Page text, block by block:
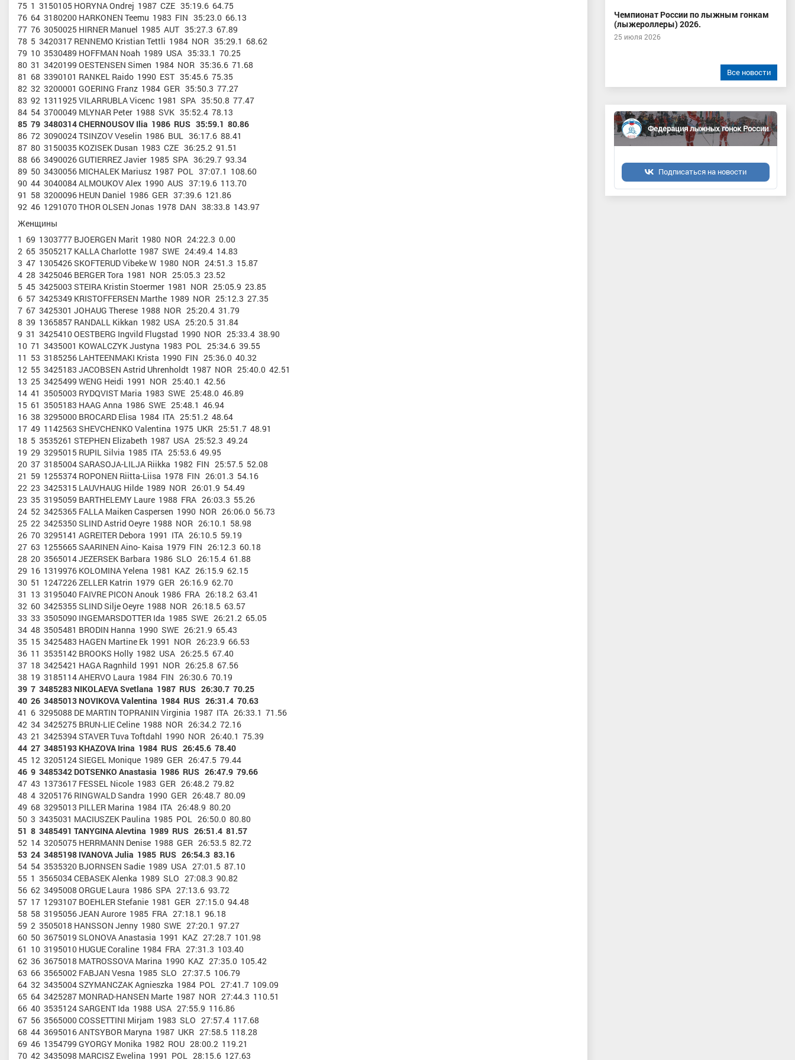
75 1 3150105 HORYNA Ondrej 1987 CZE 35:19.6 64.75
76 64 3180200 HARKONEN Teemu 1983 FIN 35:23.0 66.13
77 76 3050025 HIRNER Manuel 1985 AUT 35:27.3 67.89
78 5 3420317 RENNEMO Kristian Tettli 1984 NOR 35:29.1 68.62
79 10 3530489 HOFFMAN Noah 1989 USA 35:33.1 70.25
80 31 3420199 OESTENSEN Simen 1984 NOR 35:36.6 71.68
81 68 3390101 RANKEL Raido 1990 EST 35:45.6 75.35
82 32 3200001 GOERING Franz 1984 GER 35:50.3 77.27
83 92 1311925 VILARRUBLA Vicenc 1981 SPA 35:50.8 77.47
84 54 3700049 MLYNAR Peter 1988 SVK 35:52.4 78.13
85 79 3480314 CHERNOUSOV Ilia 1986 RUS 35:59.1 80.86
86 72 3090024 TSINZOV Veselin 1986 BUL 36:17.6 88.41
87 80 3150035 KOZISEK Dusan 1983 CZE 36:25.2 91.51
88 66 3490026 GUTIERREZ Javier 1985 SPA 36:29.7 93.34
89 50 3430056 MICHALEK Mariusz 1987 POL 37:07.1 108.60
90 44 3040084 ALMOUKOV Alex 1990 AUS 37:19.6 113.70
91 58 3200096 HEUN Daniel 1986 GER 37:39.6 121.86
92 46 1291070 THOR OLSEN Jonas 1978 DAN 38:33.8 143.97
Женщины
1 69 1303777 BJOERGEN Marit 1980 NOR 24:22.3 0.00
2 65 3505217 KALLA Charlotte 1987 SWE 24:49.4 14.83
3 47 1305426 SKOFTERUD Vibeke W 1980 NOR 24:51.3 15.87
4 28 3425046 BERGER Tora 1981 NOR 25:05.3 23.52
5 45 3425003 STEIRA Kristin Stoermer 1981 NOR 25:05.9 23.85
6 57 3425349 KRISTOFFERSEN Marthe 1989 NOR 25:12.3 27.35
7 67 3425301 JOHAUG Therese 1988 NOR 25:20.4 31.79
8 39 1365857 RANDALL Kikkan 1982 USA 25:20.5 31.84
9 31 3425410 OESTBERG Ingvild Flugstad 1990 NOR 25:33.4 38.90
10 71 3435001 KOWALCZYK Justyna 1983 POL 25:34.6 39.55
11 53 3185256 LAHTEENMAKI Krista 1990 FIN 25:36.0 40.32
12 55 3425183 JACOBSEN Astrid Uhrenholdt 1987 NOR 25:40.0 42.51
13 25 3425499 WENG Heidi 1991 NOR 25:40.1 42.56
14 41 3505003 RYDQVIST Maria 1983 SWE 25:48.0 46.89
15 61 3505183 HAAG Anna 1986 SWE 25:48.1 46.94
16 38 3295000 BROCARD Elisa 1984 ITA 25:51.2 48.64
17 49 1142563 SHEVCHENKO Valentina 1975 UKR 25:51.7 48.91
18 5 3535261 STEPHEN Elizabeth 1987 USA 25:52.3 49.24
19 29 3295015 RUPIL Silvia 1985 ITA 25:53.6 49.95
20 37 3185004 SARASOJA-LILJA Riikka 1982 FIN 25:57.5 52.08
21 59 1255374 ROPONEN Riitta-Liisa 1978 FIN 26:01.3 54.16
22 23 3425315 LAUVHAUG Hilde 1989 NOR 26:01.9 54.49
23 35 3195059 BARTHELEMY Laure 1988 FRA 26:03.3 55.26
24 52 3425365 FALLA Maiken Caspersen 1990 NOR 26:06.0 56.73
25 22 3425350 SLIND Astrid Oeyre 1988 NOR 26:10.1 58.98
26 70 3295141 AGREITER Debora 1991 ITA 26:10.5 59.19
27 63 1255665 SAARINEN Aino- Kaisa 1979 FIN 26:12.3 60.18
28 20 3565014 JEZERSEK Barbara 1986 SLO 26:15.4 61.88
29 16 1319976 KOLOMINA Yelena 1981 KAZ 26:15.9 62.15
30 51 1247226 ZELLER Katrin 1979 GER 26:16.9 62.70
31 13 3195040 FAIVRE PICON Anouk 1986 FRA 26:18.2 63.41
32 60 3425355 SLIND Silje Oeyre 1988 NOR 26:18.5 63.57
33 33 3505090 INGEMARSDOTTER Ida 1985 SWE 26:21.2 65.05
34 48 3505481 BRODIN Hanna 1990 SWE 26:21.9 65.43
35 15 3425483 HAGEN Martine Ek 1991 NOR 26:23.9 66.53
36 11 3535142 BROOKS Holly 1982 USA 26:25.5 67.40
37 18 3425421 HAGA Ragnhild 1991 NOR 26:25.8 67.56
38 19 3185114 AHERVO Laura 1984 FIN 26:30.6 70.19
39 7 3485283 NIKOLAEVA Svetlana 1987 RUS 26:30.7 70.25
40 26 3485013 NOVIKOVA Valentina 1984 RUS 26:31.4 70.63
41 6 3295088 DE MARTIN TOPRANIN Virginia 1987 ITA 26:33.1 71.56
42 34 3425275 BRUN-LIE Celine 1988 NOR 26:34.2 72.16
43 21 3425394 STAVER Tuva Toftdahl 1990 NOR 26:40.1 75.39
44 27 3485193 KHAZOVA Irina 1984 RUS 26:45.6 78.40
45 12 3205124 SIEGEL Monique 1989 GER 26:47.5 79.44
46 9 3485342 DOTSENKO Anastasia 1986 RUS 26:47.9 79.66
47 43 1373617 FESSEL Nicole 1983 GER 26:48.2 79.82
48 4 3205176 RINGWALD Sandra 1990 GER 26:48.7 80.09
49 68 3295013 PILLER Marina 1984 ITA 26:48.9 80.20
50 3 3435031 MACIUSZEK Paulina 1985 POL 26:50.0 80.80
51 8 3485491 TANYGINA Alevtina 1989 RUS 26:51.4 81.57
52 14 3205075 HERRMANN Denise 1988 GER 26:53.5 82.72
53 24 3485198 IVANOVA Julia 1985 RUS 26:54.3 83.16
54 54 3535320 BJORNSEN Sadie 1989 USA 27:01.5 87.10
55 1 3565034 CEBASEK Alenka 1989 SLO 27:08.3 90.82
56 62 3495008 ORGUE Laura 1986 SPA 27:13.6 93.72
57 17 1293107 BOEHLER Stefanie 1981 GER 27:15.0 94.48
58 58 3195056 JEAN Aurore 1985 FRA 27:18.1 96.18
59 2 3505018 HANSSON Jenny 1980 SWE 27:20.1 97.27
60 50 3675019 SLONOVA Anastasia 1991 KAZ 27:28.7 101.98
61 10 3195010 HUGUE Coraline 1984 FRA 27:31.3 103.40
62 36 3675018 MATROSSOVA Marina 1990 KAZ 27:35.0 105.42
63 66 3565002 FABJAN Vesna 1985 SLO 27:37.5 106.79
64 32 3435004 SZYMANCZAK Agnieszka 1984 POL 27:41.7 109.09
65 64 3425287 MONRAD-HANSEN Marte 1987 NOR 27:44.3 110.51
66 40 3535124 SARGENT Ida 1988 USA 27:55.9 116.86
67 56 3565000 COSSETTINI Mirjam 1983 SLO 27:57.4 117.68
68 44 3695016 ANTSYBOR Maryna 1987 UKR 27:58.5 118.28
69 46 1354799 GYORGY Monika 1982 ROU 28:00.2 119.21
70 42 3435098 MARCISZ Ewelina 1991 POL 28:15.6 127.63
Чемпионат России по лыжным гонкам
(лыжероллеры) 2026.
25 июля 2026
Все новости
Федерация лыжных гонок России
Подписаться на новости